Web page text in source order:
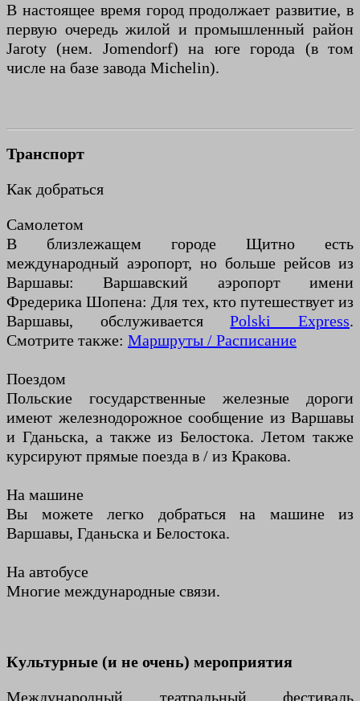
В настоящее время город продолжает развитие, в
первую очередь жилой и промышленный район
Jaroty (нем. Jomendorf) на юге города (в том
числе на базе завода Michelin).
Транспорт
Как добраться
Самолетом
В близлежащем городе Щитно есть
международный аэропорт, но больше рейсов из
Варшавы: Варшавский аэропорт имени
Фредерика Шопена: Для тех, кто путешествует из
Варшавы, обслуживаетсяPolski Express.
Смотрите также: Маршруты / Расписание
Поездом
Польские государственные железные дороги
имеют железнодорожное сообщение из Варшавы
и Гданьска, а также из Белостока. Летом также
курсируют прямые поезда в / из Кракова.
На машине
Вы можете легко добраться на машине из
Варшавы, Гданьска и Белостока.
На автобусе
Многие международные связи.
Культурные (и не очень) мероприятия
Международный театральный фестиваль